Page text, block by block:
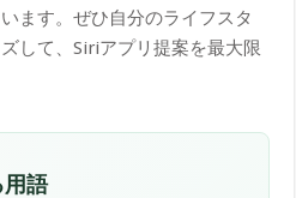
ます。ぜひ自分のライフスタ
して、Siriアプリ提案を最大限
用語